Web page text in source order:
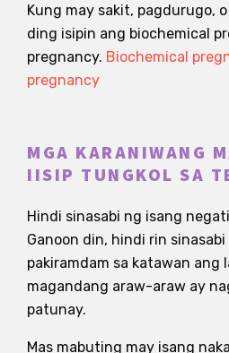
Kung may sakit, pagdurugo,
ding isipin ang biochemical
pregnancy. Biochemical
pregnancy
MGA KARANIWANG
IISIP TUNGKOL SA
Hindi sinasabi ng isang
Ganoon din, hindi rin
pakiramdam sa katawan ang
magandang araw-araw ay
patunay.
Mas mabuting may isang